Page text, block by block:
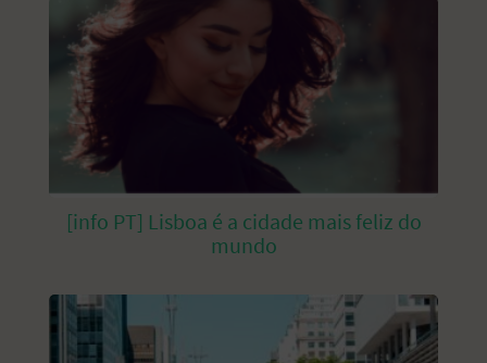
[info PT] Lisboa é a cidade mais feliz do
mundo